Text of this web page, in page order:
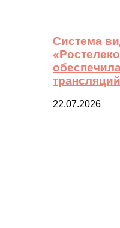
Система
трансляций
22.07.2026